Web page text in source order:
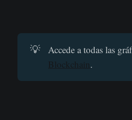
💡 Accede a todas las
Blockchain.